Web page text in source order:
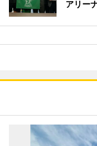
アリー